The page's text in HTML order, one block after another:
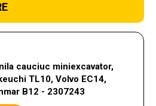
cauciuc miniexcavator,
TL10, Volvo EC14,
B12 - 2307243